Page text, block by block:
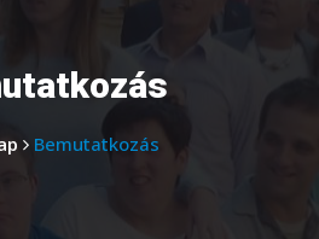
Bemutatkozás